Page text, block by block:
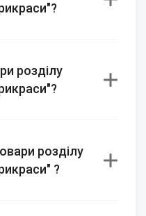
розділу
розділу
?